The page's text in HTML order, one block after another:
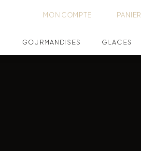
MON COMPTE PANIER
GOURMANDISES GLACES